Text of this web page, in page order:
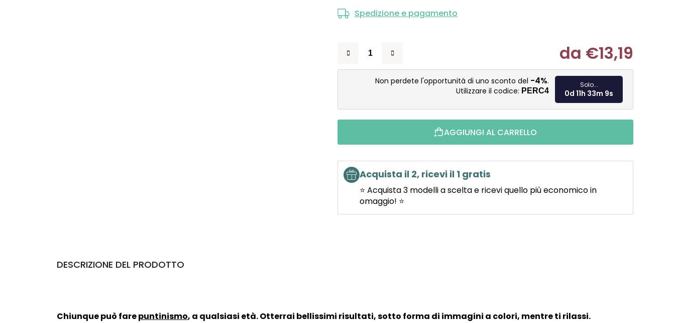
Spedizione e pagamento
da €13,19
Misura
Non perdete l'opportunità di uno sconto del -4%.
Utilizzare il codice: PERC4
Solo...
0d 11h 33m 8s
AGGIUNGI AL CARRELLO
Acquista il 2, ricevi il 1 gratis
⭐ Acquista 3 modelli a scelta e ricevi quello più economico in
omaggio! ⭐
DESCRIZIONE DEL PRODOTTO
Chiunque può farepuntinismo, a qualsiasi età. Otterrai bellissimi risultati, sotto forma di immagini a colori, mentre ti rilassi.